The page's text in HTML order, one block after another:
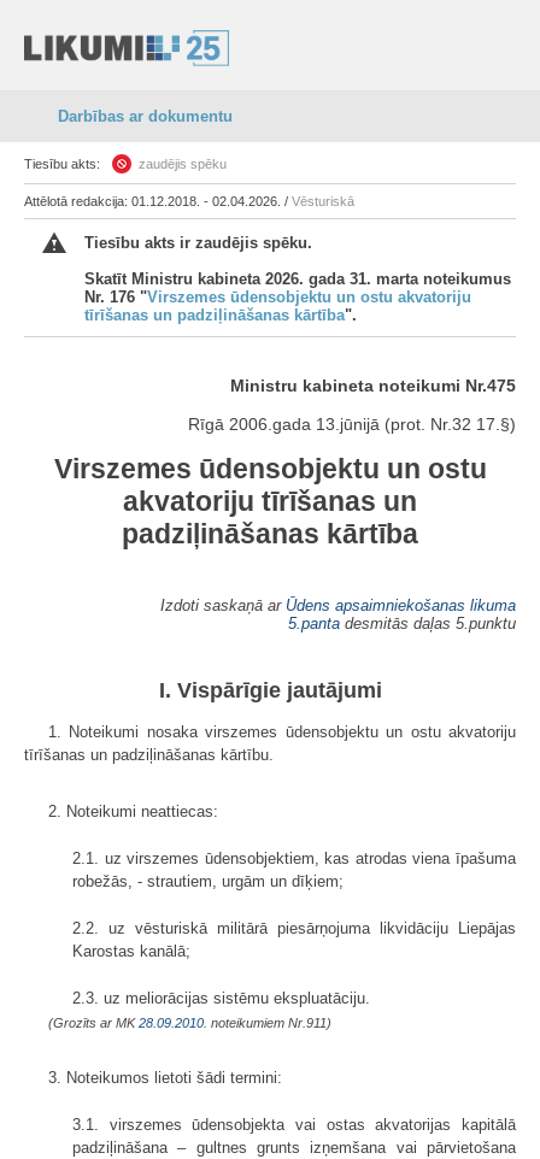
Darbības ar dokumentu
Tiesību akts: zaudējis spēku
Attēlotā redakcija: 01.12.2018. - 02.04.2026. / Vēsturiskā
Tiesību akts ir zaudējis spēku.
Skatīt Ministru kabineta 2026. gada 31. marta noteikumus
Nr. 176 "Virszemes ūdensobjektu un ostu akvatoriju
tīrīšanas un padziļināšanas kārtība".
Ministru kabineta noteikumi Nr.475
Rīgā 2006.gada 13.jūnijā (prot. Nr.32 17.§)
Virszemes ūdensobjektu un ostu
akvatoriju tīrīšanas un
padziļināšanas kārtība
Izdoti saskaņā ar Ūdens apsaimniekošanas likuma
5.panta desmitās daļas 5.punktu
I. Vispārīgie jautājumi
1. Noteikumi nosaka virszemes ūdensobjektu un ostu akvatoriju
tīrīšanas un padziļināšanas kārtību.
2. Noteikumi neattiecas:
2.1. uz virszemes ūdensobjektiem, kas atrodas viena īpašuma
robežās, - strautiem, urgām un dīķiem;
2.2. uz vēsturiskā militārā piesārņojuma likvidāciju Liepājas
Karostas kanālā;
2.3. uz meliorācijas sistēmu ekspluatāciju.
(Grozīts ar MK28.09.2010. noteikumiem Nr.911)
3. Noteikumos lietoti šādi termini:
3.1. virszemes ūdensobjekta vai ostas akvatorijas kapitālā
padziļināšana – gultnes grunts izņemšana vai pārvietošana